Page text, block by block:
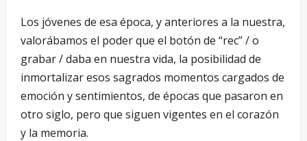
Los jóvenes de esa época, y anteriores a la nuestra,
valorábamos el poder que el botón de “rec” / o
grabar / daba en nuestra vida, la posibilidad de
inmortalizar esos sagrados momentos cargados de
emoción y sentimientos, de épocas que pasaron en
otro siglo, pero que siguen vigentes en el corazón
y la memoria.